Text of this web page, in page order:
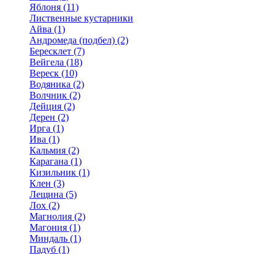
Яблоня (11)
Лиственные кустарники
Айва (1)
Андромеда (подбел) (2)
Бересклет (7)
Вейгела (18)
Вереск (10)
Водяника (2)
Волчник (2)
Дейция (2)
Дерен (2)
Ирга (1)
Ива (1)
Кальмия (2)
Карагана (1)
Кизильник (1)
Клен (3)
Лещина (5)
Лох (2)
Магнолия (2)
Магония (1)
Миндаль (1)
Падуб (1)